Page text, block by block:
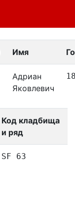
Имя
Адриан
Яковлевич
Код кладбища
и ряд
SF 63